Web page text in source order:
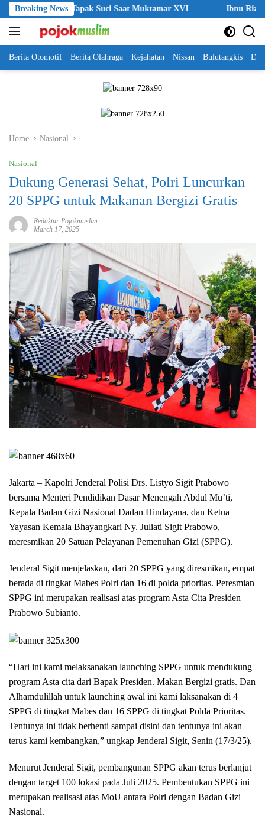
Skip
to
content
Breaking News
Tapak Suci Saat Muktamar XVI Ibnu Riza Apresiasi
Berita Otomotif Berita Olahraga Kejahatan Nissan Bulutangkis
Home Nasional
Nasional
Dukung Generasi Sehat, Polri Luncurkan
20 SPPG untuk Makanan Bergizi Gratis
Redaktur Pojokmuslim
March 17, 2025
Jakarta – Kapolri Jenderal Polisi Drs. Listyo Sigit Prabowo
bersama Menteri Pendidikan Dasar Menengah Abdul Mu’ti,
Kepala Badan Gizi Nasional Dadan Hindayana, dan Ketua
Yayasan Kemala Bhayangkari Ny. Juliati Sigit Prabowo,
meresmikan 20 Satuan Pelayanan Pemenuhan Gizi (SPPG).
Jenderal Sigit menjelaskan, dari 20 SPPG yang diresmikan, empat
berada di tingkat Mabes Polri dan 16 di polda prioritas. Peresmian
SPPG ini merupakan realisasi atas program Asta Cita Presiden
Prabowo Subianto.
“Hari ini kami melaksanakan launching SPPG untuk mendukung
program Asta cita dari Bapak Presiden. Makan Bergizi gratis. Dan
Alhamdulillah untuk launching awal ini kami laksanakan di 4
SPPG di tingkat Mabes dan 16 SPPG di tingkat Polda Prioritas.
Tentunya ini tidak berhenti sampai disini dan tentunya ini akan
terus kami kembangkan,” ungkap Jenderal Sigit, Senin (17/3/25).
Menurut Jenderal Sigit, pembangunan SPPG akan terus berlanjut
dengan target 100 lokasi pada Juli 2025. Pembentukan SPPG ini
merupakan realisasi atas MoU antara Polri dengan Badan Gizi
Nasional.